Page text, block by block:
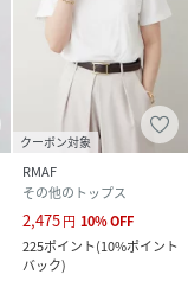
クーポン対象
RMAF
その他のトップス
2,475円 10%OFF
225ポイント(10%ポイント
バック)